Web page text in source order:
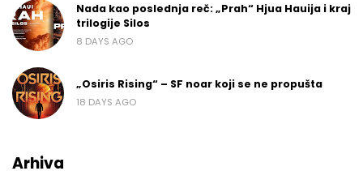
Nada kao poslednja reč: „Prah“ Hjua Hauija i kraj
trilogije Silos
8 DAYS AGO
„Osiris Rising“ – SF noar koji se ne propušta
18 DAYS AGO
Arhiva